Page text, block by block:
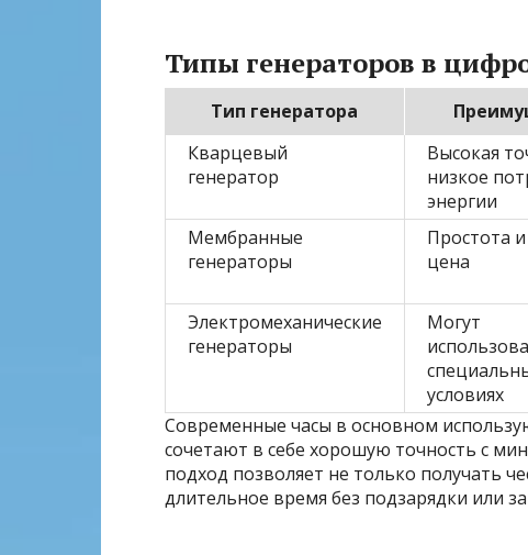
Типы генераторов в
Тип генератора
Кварцевый
генератор
Высокая
низкое
энергии
Мембранные
генераторы
Простота
цена
Электромеханические
генераторы
Могут
условиях
Современные часы в основном
сочетают в себе хорошую точность с
подход позволяет не только получать
длительное время без подзарядки или